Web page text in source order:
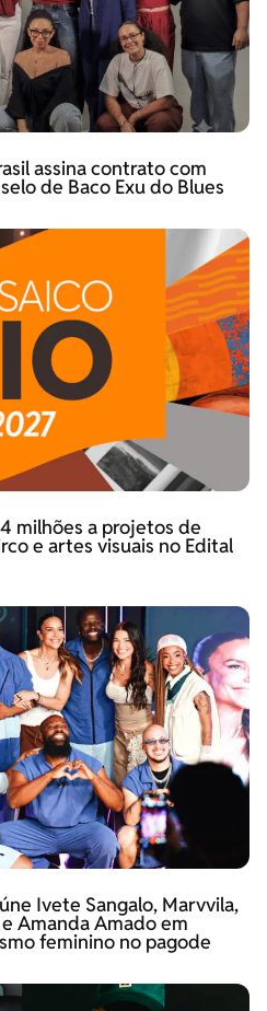
assina contrato com
de Baco Exu do Blues
milhões a projetos de
e artes visuais no Edital
Ivete Sangalo, Marvvila,
Amanda Amado em
feminino no pagode